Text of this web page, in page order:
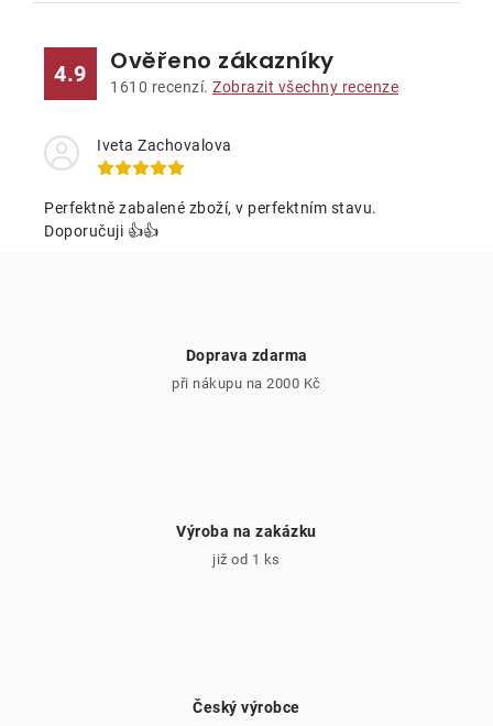
4.9 Ověřeno zákazníky
1610 recenzí. Zobrazit všechny recenze
Iveta Zachovalova
Perfektně zabalené zboží, v perfektním stavu.
Doporučuji 👍👍
Doprava zdarma
při nákupu na 2000 Kč
Výroba na zakázku
již od 1 ks
Český výrobce